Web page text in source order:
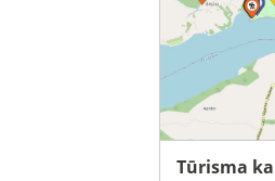
Tūrisma